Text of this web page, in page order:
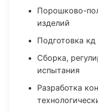
Порошково-
изделий
Подготовка
Сборка,
испытания
Разработка